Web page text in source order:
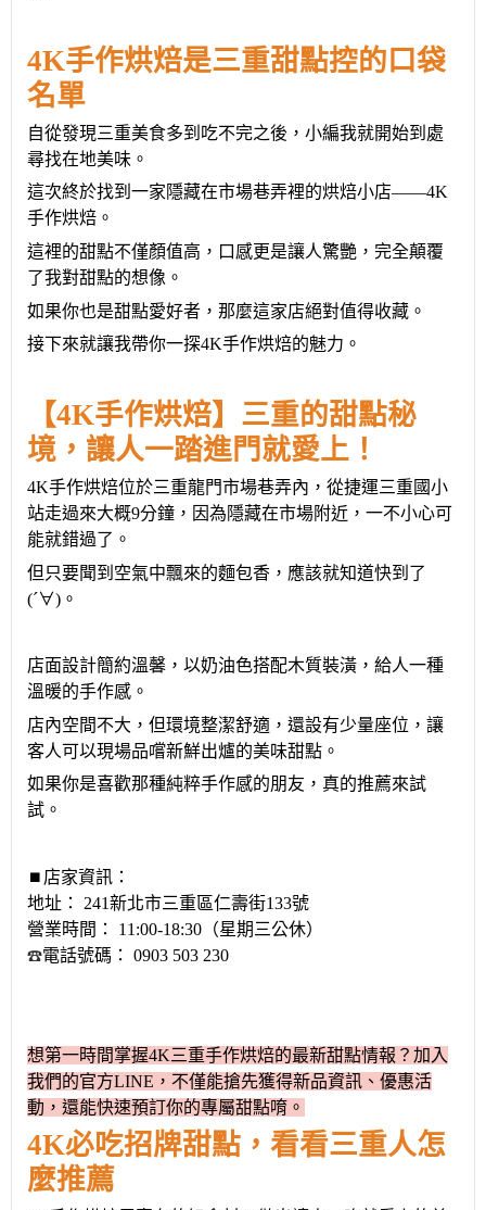
4K手作烘焙是三重甜點控的口袋
名單
自從發現三重美食多到吃不完之後， 小編我就開始到處
尋找在地美味 。
這次終於找到一家隱藏在市場巷弄裡的烘焙小店——4K
手作烘焙。
這裡的甜點不僅顏值高，口感更是讓人驚艷，完全顛覆
了我對甜點的想像 。
如果你也是甜點愛好者，那麼這家店絕對值得收藏。
接下來就讓我帶你一探4K手作烘焙的魅力 。
【4K手作烘焙】 三重的甜點秘
境，讓人一踏進門就愛上！
4K手作烘焙位於三重龍門市場巷弄內，從捷運三重國小
站走過來大概9分鐘， 因為隱藏在市場附近，一不小心可
能就錯過了。
但只要聞到空氣中飄來的麵包香，應該就知道快到了
(´∀) 。
店面設計簡約溫馨，以奶油色搭配木質裝潢，給人一種
溫暖的手作感。
店內空間不大，但環境整潔舒適，還設有少量座位，讓
客人可以現場品嚐新鮮出爐的美味甜點。
如果你是喜歡那種純粹手作感的朋友，真的推薦來試
試 。
⏹︎店家資訊：
地址：
241新北市三重區仁壽街133號
營業時間：
11:00-18:30（星期三公休）
☎︎電話號碼： 0903 503 230
想第一時間掌握4K三重手作烘焙的最新甜點情報？加入
我們的官方LINE，不僅能搶先獲得新品資訊、優惠活
動，還能快速預訂你的專屬甜點唷。
4K必吃招牌甜點， 看看三重人怎
麼推薦